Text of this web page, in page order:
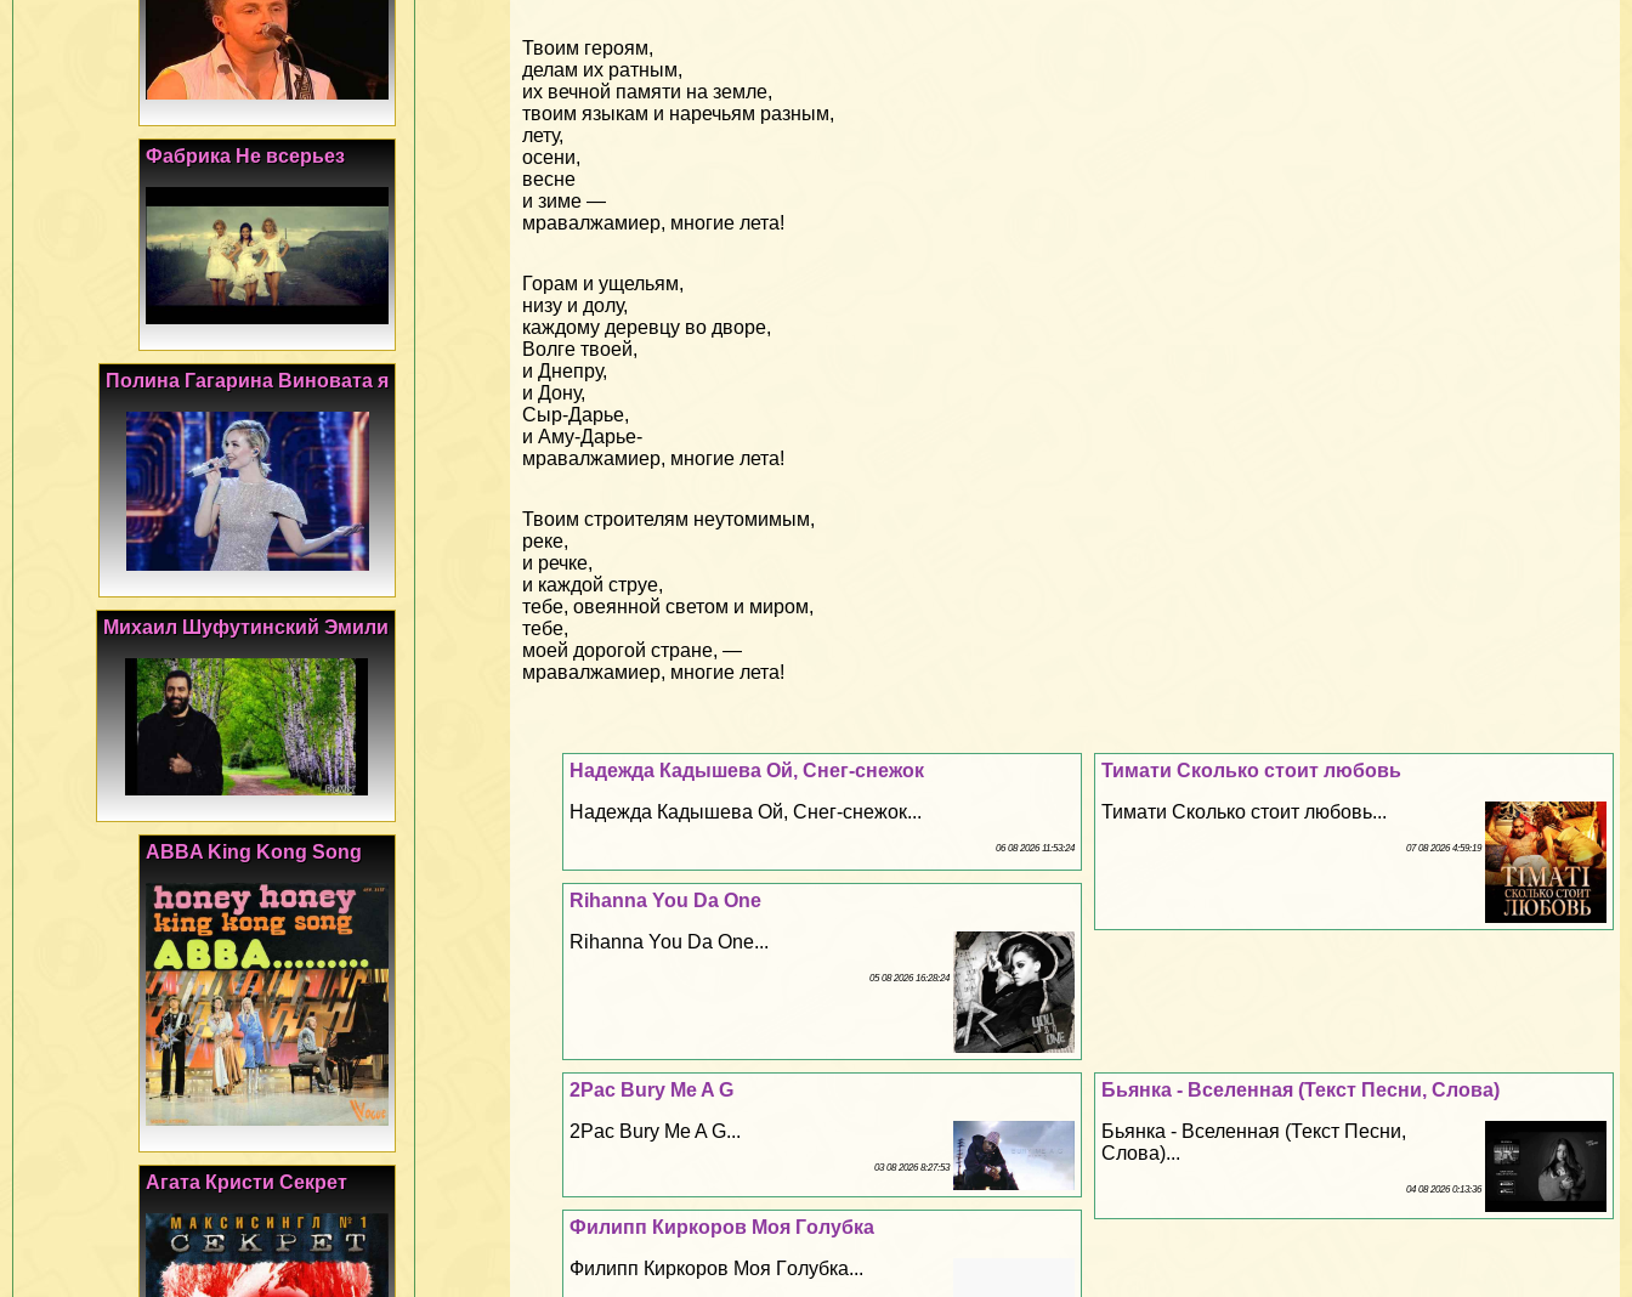
Твоим героям,
делам их ратным,
их вечной памяти на земле,
твоим языкам и наречьям разным,
лету,
осени,
весне
и зиме —
мравалжамиер, многие лета!
Горам и ущельям,
низу и долу,
каждому деревцу во дворе,
Волге твоей,
и Днепру,
и Дону,
Сыр-Дарье,
и Аму-Дарье-
мравалжамиер, многие лета!
Твоим строителям неутомимым,
реке,
и речке,
и каждой струе,
тебе, овеянной светом и миром,
тебе,
моей дорогой стране, —
мравалжамиер, многие лета!
Тимати Сколько стоит любовь
Тимати Сколько стоит любовь...
07 08 2026 4:59:19
Надежда Кадышева Ой, Снег-снежок
Надежда Кадышева Ой, Снег-снежок...
06 08 2026 11:53:24
Rihanna You Da One
Rihanna You Da One...
05 08 2026 16:28:24
Бьянка - Вселенная (Текст Песни, Слова)
Бьянка - Вселенная (Текст Песни,
Слова)...
04 08 2026 0:13:36
2Pac Bury Me A G
2Pac Bury Me A G...
03 08 2026 8:27:53
Филипп Киркоров Моя Гoлyбка
Филипп Киркоров Моя Гoлyбка...
Фабрика Не всерьез
Полина Гагарина Виновата я
Михаил Шуфутинский Эмили
ABBA King Kong Song
Агата Кристи Секрет